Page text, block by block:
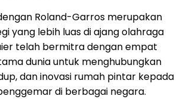
Roland-Garros merupakan
yang lebih luas di ajang olahraga
telah bermitra dengan empat
dunia untuk menghubungkan
dan inovasi rumah pintar kepada
di berbagai negara.